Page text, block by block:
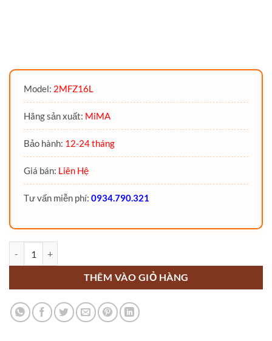
Model: 2MFZ16L
Hãng sản xuất: MiMA
Bảo hành: 12-24 tháng
Giá bán: Liên Hệ
Tư vấn miễn phí: 0934.790.321
THÊM VÀO GIỎ HÀNG